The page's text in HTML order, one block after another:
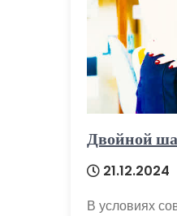
Двойной
21.12.2024
В условиях